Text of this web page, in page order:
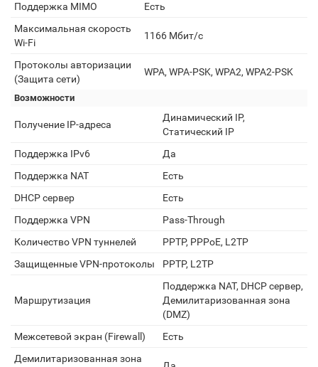
Поддержка MIMO
Есть
Максимальная скорость
Wi-Fi
1166 Мбит/с
Протоколы авторизации
(Защита сети)
WPA, WPA-PSK, WPA2, WPA2-PSK
Возможности
Получение IP-адреса
Динамический IP,
Статический IP
Поддержка IPv6
Да
Поддержка NAT
Есть
DHCP сервер
Есть
Поддержка VPN
Pass-Through
Количество VPN туннелей
PPTP, PPPoE, L2TP
Защищенные VPN-протоколы
PPTP, L2TP
Маршрутизация
Поддержка NAT, DHCP сервер,
Демилитаризованная зона
(DMZ)
Межсетевой экран (Firewall)
Есть
Демилитаризованная зона